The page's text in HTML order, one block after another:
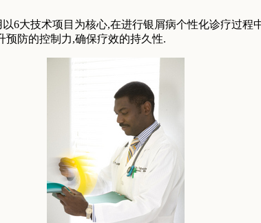
以6大技术项目为核心,在进行银屑病个性化诊疗过
防的控制力,确保疗效的持久性.